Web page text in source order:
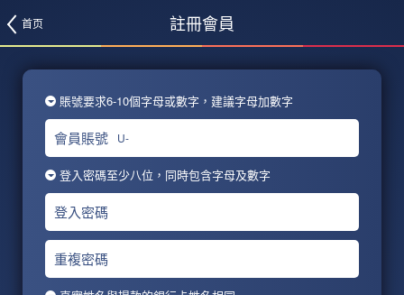
首页 註冊會員
賬號要求6-10個字母或數字，建議字母加數字
會員賬號 U-
登入密碼至少八位，同時包含字母及數字
登入密碼
重複密碼